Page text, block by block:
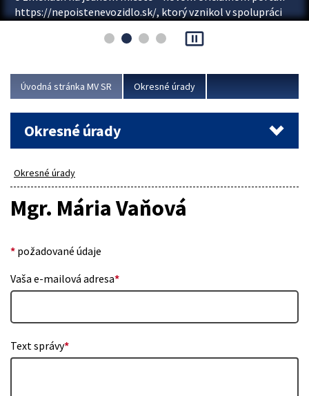
https://nepoistenevozidlo.sk/, ktorý vznikol v spolupráci
asociácie poisťovní (SLASPO) a Ministerstva vnútra SR.
Viac
pause_presentation
Úvodná stránka MV SR Okresné úrady
Okresné úrady
Okresné úrady
Mgr. Mária Vaňová
* požadované údaje
Vaša e-mailová adresa*
Text správy*